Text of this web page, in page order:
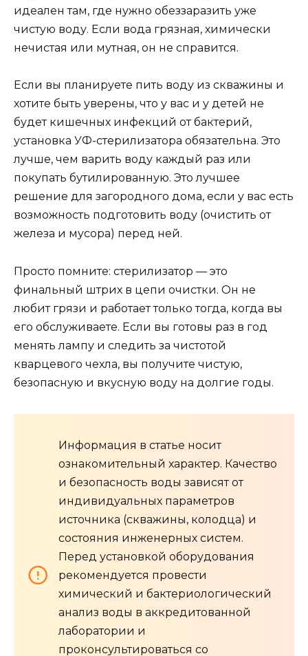
идеален там, где нужно обеззаразить уже
чистую воду. Если вода грязная, химически
нечистая или мутная, он не справится.
Если вы планируете пить воду из скважины и
хотите быть уверены, что у вас и у детей не
будет кишечных инфекций от бактерий,
установка УФ-стерилизатора обязательна. Это
лучше, чем варить воду каждый раз или
покупать бутилированную. Это лучшее
решение для загородного дома, если у вас есть
возможность подготовить воду (очистить от
железа и мусора) перед ней.
Просто помните: стерилизатор — это
финальный штрих в цепи очистки. Он не
любит грязи и работает только тогда, когда вы
его обслуживаете. Если вы готовы раз в год
менять лампу и следить за чистотой
кварцевого чехла, вы получите чистую,
безопасную и вкусную воду на долгие годы.
Информация в статье носит
ознакомительный характер. Качество
и безопасность воды зависят от
индивидуальных параметров
источника (скважины, колодца) и
состояния инженерных систем.
Перед установкой оборудования
рекомендуется провести
химический и бактериологический
анализ воды в аккредитованной
лаборатории и
проконсультироваться со